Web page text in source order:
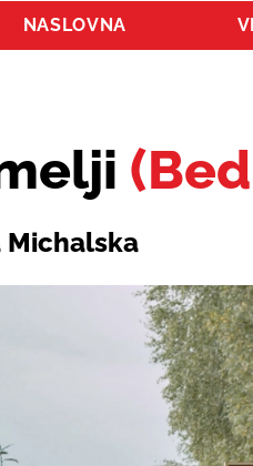
NASLOVNA
Michalska